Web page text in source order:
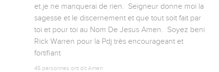
et je ne manquerai de rien.  Seigneur donne moi la
sagesse et le discernement et que tout soit fait par
toi et pour toi au Nom De Jesus Amen.  Soyez beni
Rick Warren pour la Pdj très encourageant et
fortifiant
45 personnes ont dit Amen